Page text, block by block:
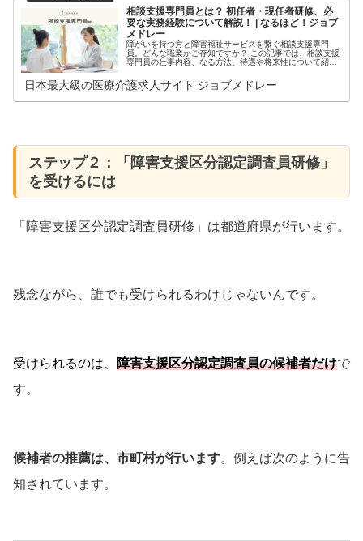
相談支援専門員とは？ 初任者・現任者研修、必
要な実務経験について解説！ | なるほど！ジョブ
メドレー
障がいを持つ方と障害福祉サービスを繋ぐ相談支援専門
員。どんな職業かご存知ですか？ この記事では、相談支援
専門員の仕事内容、なる方法、待遇や将来性について紹介
日本最大級の医療介護求人サイト ジョブメドレー
ステップ２：「障害支援区分認定調査員研修」
を受けるには
「障害支援区分認定調査員研修」は都道府県が行います。
残念ながら、誰でも受けられるわけじゃないんです。
受けられるのは、 障害支援区分認定調査員の候補者だけで
す。
候補者の推薦は、市町村が行います。例えば次のように告
知されています。